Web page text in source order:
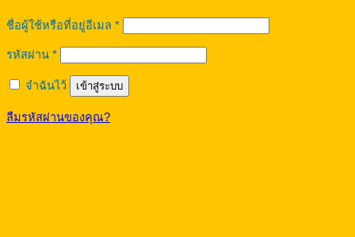
ชื่อผู้ใช้หรือที่อยู่อีเมล *ต้องการ
รหัสผ่าน *ต้องการ
จำฉันไว้ เข้าสู่ระบบ
ลืมรหัสผ่านของคุณ?